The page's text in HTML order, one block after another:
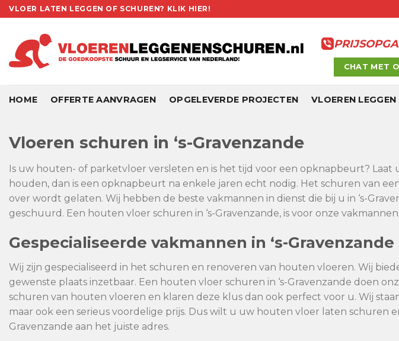
Skip
to
content
VLOER LATEN LEGGEN OF SCHUREN? KLIK HIER!
CHAT MET
HOME OFFERTE AANVRAGEN OPGELEVERDE PROJECTEN VLOEREN LEGGEN
Vloeren schuren in ‘s-Gravenzande
Is uw houten- of parketvloer versleten en is het tijd voor een opknapbeurt? Laat
houden, dan is een opknapbeurt na enkele jaren echt nodig. Het schuren van
over wordt gelaten. Wij hebben de beste vakmannen in dienst die bij u in ‘s-
geschuurd. Een houten vloer schuren in ‘s-Gravenzande, is voor onze
Gespecialiseerde vakmannen in ‘s-Gravenzande
Wij zijn gespecialiseerd in het schuren en renoveren van houten vloeren. Wij
gewenste plaats inzetbaar. Een houten vloer schuren in ‘s-Gravenzande doen
schuren van houten vloeren en klaren deze klus dan ook perfect voor u. Wij
maar ook een serieus voordelige prijs. Dus wilt u uw houten vloer laten schuren
Gravenzande aan het juiste adres.